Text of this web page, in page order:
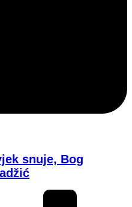
snuje, Bog